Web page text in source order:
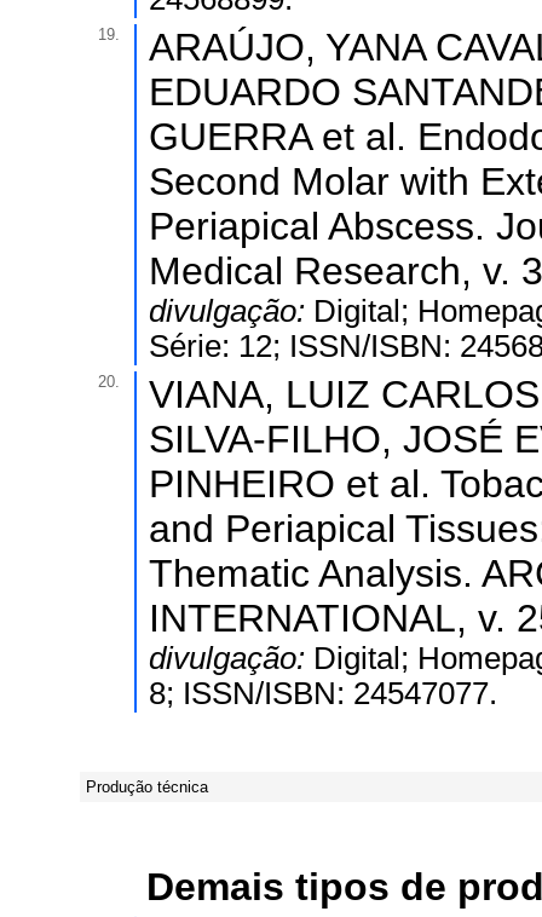
19.
ARAÚJO, YANA
EDUARDO
GUERRA et al.
Second Molar with
Periapical Abscess.
Medical Research, v.
divulgação: Digital;
Série: 12; ISSN/ISBN:
20.
VIANA, LUIZ
SILVA-FILHO, JOSÉ
PINHEIRO et al.
and Periapical
Thematic Analysis.
INTERNATIONAL, v.
divulgação: Digital;
8; ISSN/ISBN: 24547077.
Produção técnica
Demais tipos de